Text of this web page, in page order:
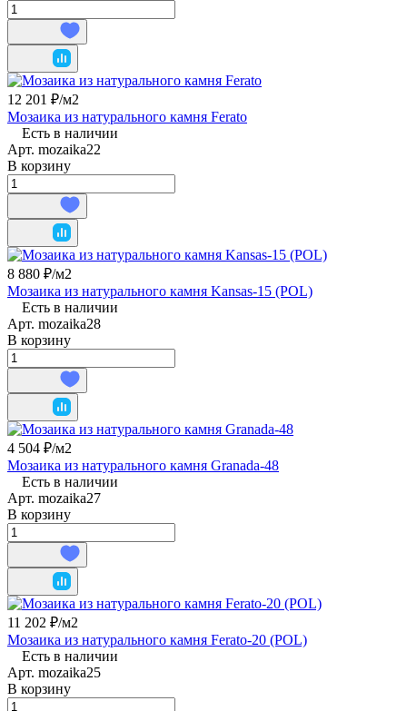
12 201 ₽/м2
Мозаика из натурального камня Ferato
Есть в наличии
Арт. mozaika22
В корзину
8 880 ₽/м2
Мозаика из натурального камня Kansas-15 (POL)
Есть в наличии
Арт. mozaika28
В корзину
4 504 ₽/м2
Мозаика из натурального камня Granada-48
Есть в наличии
Арт. mozaika27
В корзину
11 202 ₽/м2
Мозаика из натурального камня Ferato-20 (POL)
Есть в наличии
Арт. mozaika25
В корзину